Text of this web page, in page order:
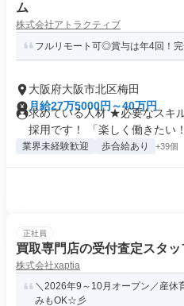
ム
株式会社アトラクティブ
フルリモート可◎賞与は年4回！
大阪府大阪市北区梅田
月給27万5000円～40万円
求めている人材 ★必要なスキ
採用です！ 「楽しく働きたい！
業界未経験歓迎 歩合給あり +39個
正社員
買取専門店の受付査定スタッ
株式会社xaptia
＼2026年9～10月オープン／産休
みもOK☆彡